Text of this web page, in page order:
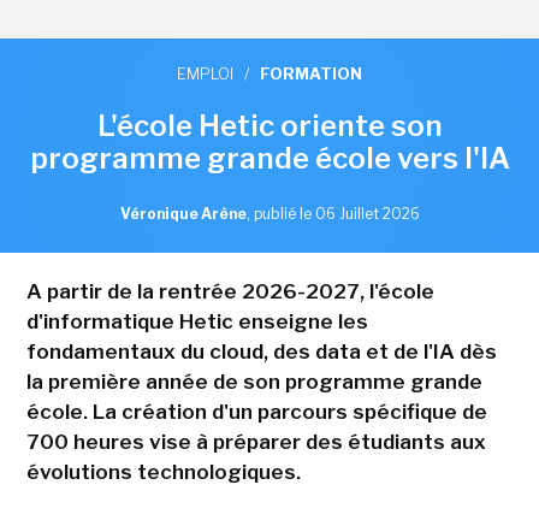
EMPLOI / FORMATION
L'école Hetic oriente son
programme grande école vers l'IA
Véronique Arène, publié le 06 Juillet 2026
A partir de la rentrée 2026-2027, l'école
d'informatique Hetic enseigne les
fondamentaux du cloud, des data et de l'IA dès
la première année de son programme grande
école. La création d'un parcours spécifique de
700 heures vise à préparer des étudiants aux
évolutions technologiques.